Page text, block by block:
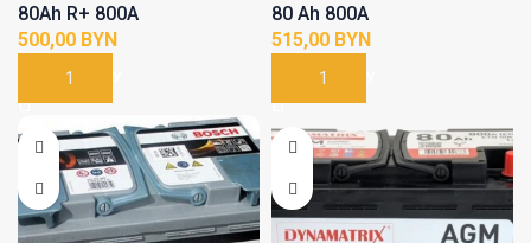
80Ah R+ 800A
BYN
В КОРЗИНУ
80 Ah 800A
BYN
В КОРЗИНУ